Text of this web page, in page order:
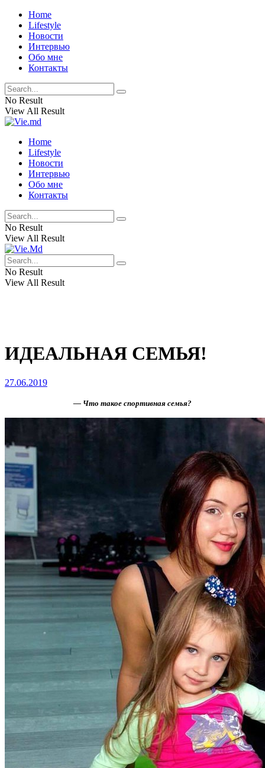
Home
Lifestyle
Новости
Интервью
Обо мне
Контакты
No Result
View All Result
Home
Lifestyle
Новости
Интервью
Обо мне
Контакты
No Result
View All Result
No Result
View All Result
ИДЕАЛЬНАЯ СЕМЬЯ!
27.06.2019
— Что такое спортивная семья?